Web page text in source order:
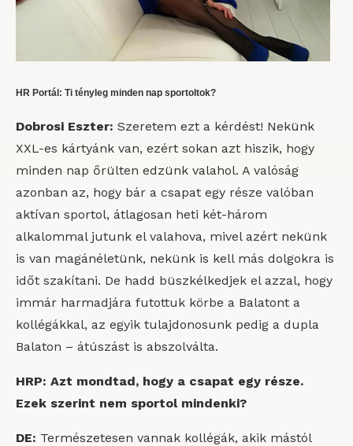
HR Portál: Ti tényleg minden nap sportoltok?
Dobrosi Eszter: Szeretem ezt a kérdést! Nekünk
XXL-es kártyánk van, ezért sokan azt hiszik, hogy
minden nap őrülten edzünk valahol. A valóság
azonban az, hogy bár a csapat egy része valóban
aktívan sportol, átlagosan heti két-három
alkalommal jutunk el valahova, mivel azért nekünk
is van magánéletünk, nekünk is kell más dolgokra is
időt szakítani. De hadd büszkélkedjek el azzal, hogy
immár harmadjára futottuk körbe a Balatont a
kollégákkal, az egyik tulajdonosunk pedig a dupla
Balaton – átúszást is abszolválta.
HRP: Azt mondtad, hogy a csapat egy része.
Ezek szerint nem sportol mindenki?
DE: Természetesen vannak kollégák, akik mástól